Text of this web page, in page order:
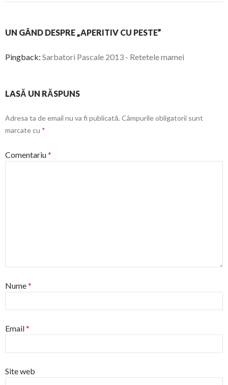
UN GÂND DESPRE „APERITIV CU PESTE”
Pingback: Sarbatori Pascale 2013 - Retetele mamei
LASĂ UN RĂSPUNS
Adresa ta de email nu va fi publicată. Câmpurile obligatorii sunt
marcate cu *
Comentariu*
Nume*
Email*
Site web